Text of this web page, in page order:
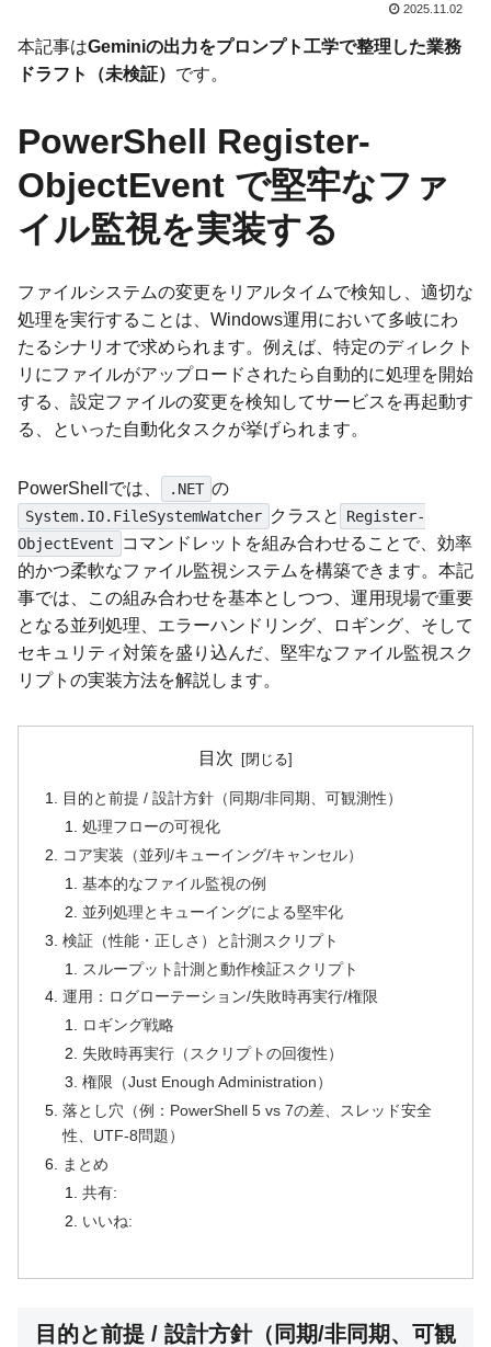
2025.11.02
本記事はGeminiの出力をプロンプト工学で整理した業務
ドラフト（未検証） です。
PowerShell Register-
ObjectEvent で堅牢なファ
イル監視を実装する
ファイルシステムの変更をリアルタイムで検知し、適切な
処理を実行することは、Windows運用において多岐にわ
たるシナリオで求められます。例えば、特定のディレクト
リにファイルがアップロードされたら自動的に処理を開始
する、設定ファイルの変更を検知してサービスを再起動す
る、といった自動化タスクが挙げられます。
PowerShellでは、 .NET の
System.IO.FileSystemWatcher クラスと
Register-
ObjectEvent
コマンドレットを組み合わせることで、効率
的かつ柔軟なファイル監視システムを構築できます。本記
事では、この組み合わせを基本としつつ、運用現場で重要
となる並列処理、エラーハンドリング、ロギング、そして
セキュリティ対策を盛り込んだ、堅牢なファイル監視スク
リプトの実装方法を解説します。
目次
目的と前提 / 設計方針（同期/非同期、可観測性）
処理フローの可視化
コア実装（並列/キューイング/キャンセル）
基本的なファイル監視の例
並列処理とキューイングによる堅牢化
検証（性能・正しさ）と計測スクリプト
スループット計測と動作検証スクリプト
運用：ログローテーション/失敗時再実行/権限
ロギング戦略
失敗時再実行（スクリプトの回復性）
権限（Just Enough Administration）
落とし穴（例：PowerShell 5 vs 7の差、スレッド安全
性、UTF-8問題）
まとめ
共有:
いいね:
目的と前提 / 設計方針（同期/非同期、可観